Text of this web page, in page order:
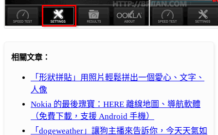
相關文章：
「形狀拼貼」用照片輕鬆拼出一個愛心、文字、
人像
Nokia 的最後瑰寶：HERE 離線地圖、導航軟體
（免費下載，支援 Android 手機）
「dogeweather」讓狗主播來告訴你，今天天氣如